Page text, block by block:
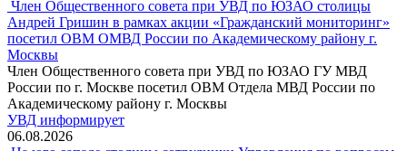
Член Общественного совета при УВД по ЮЗАО столицы
Андрей Гришин в рамках акции «Гражданский мониторинг»
посетил ОВМ ОМВД России по Академическому району г.
Москвы
Член Общественного совета при УВД по ЮЗАО ГУ МВД
России по г. Москве посетил ОВМ Отдела МВД России по
Академическому району г. Москвы
УВД информирует
06.08.2026